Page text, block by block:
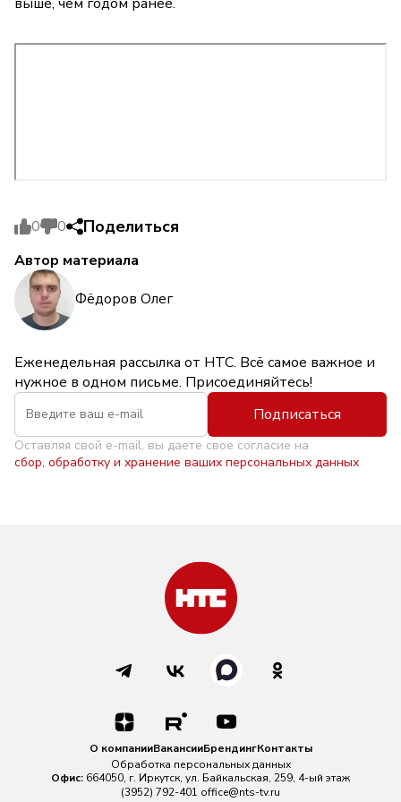
0 0 Поделиться
Автор материала
Фёдоров Олег
Еженедельная рассылка от НТС. Всё самое важное и
нужное в одном письме. Присоединяйтесь!
Подписаться
Оставляя свой e-mail, вы даете свое согласие на
сбор, обработку и хранение ваших персональных данных
О компанииВакансииБрендингКонтакты
Обработка персональных данных
Офис: 664050, г. Иркутск, ул. Байкальская, 259, 4-ый этаж
(3952) 792-401 office@nts-tv.ru